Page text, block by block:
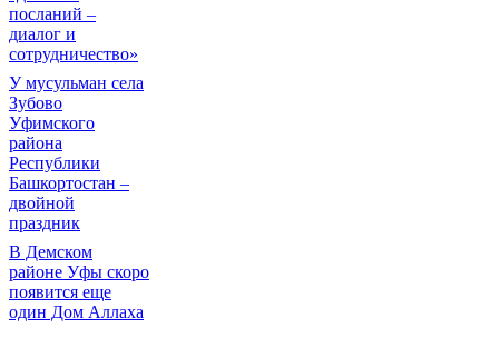
посланий –
диалог и
сотрудничество»
У мусульман села
Зубово
Уфимского
района
Республики
Башкортостан –
двойной
праздник
В Демском
районе Уфы скоро
появится еще
один Дом Аллаха